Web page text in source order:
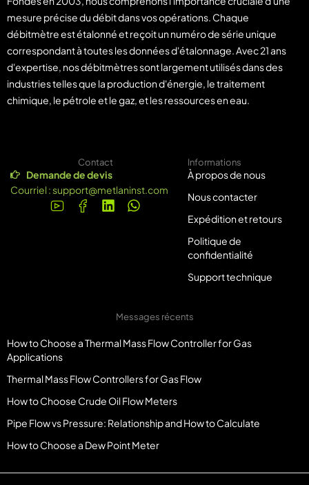
mesure précise du débit dans vos opérations. Chaque
débitmètre est étalonné et reçoit un numéro de série unique
correspondant à toutes les données d'étalonnage. Avec 21 ans
d'expertise, nos débitmètres sont largement utilisés dans des
industries telles que la production d'énergie, le traitement
chimique, le pétrole et le gaz, et les ressources en eau.
Contact
Demande de devis
Courriel :support@metlaninst.com
Informations
À propos de nous
Nous contacter
Expédition et retours
Politique de
confidentialité
Support technique
Messages récents
How to Choose a Thermal Mass Flow Controller for Gas
Applications
Thermal Mass Flow Controllers for Gas Flow
How to Choose Crude Oil Flow Meters
Pipe Flow vs Pressure: Relationship and How to Calculate
How to Choose a Dew Point Meter